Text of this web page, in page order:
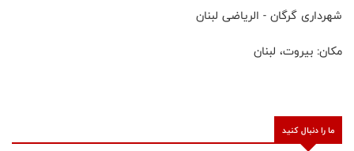
شهرداری گرگان - الریاضی لبنان
مکان: بیروت، لبنان
ما را دنبال کنید